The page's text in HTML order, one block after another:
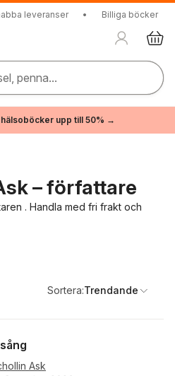
leveranser • Billiga böcker
penna...
hälsoböcker upp till 50% →
– författare
. Handla med fri frakt och
Sortera:Trendande
Ask